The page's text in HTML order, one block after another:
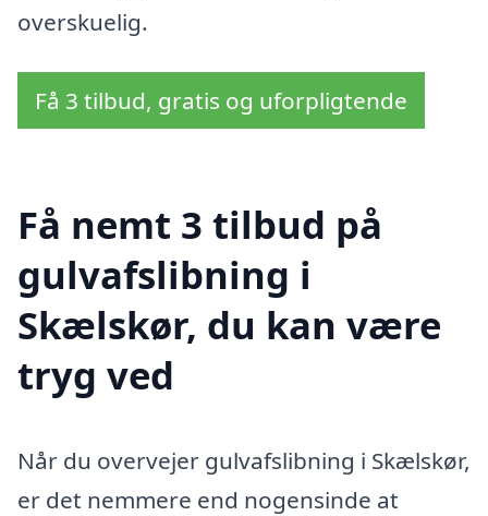
overskuelig.
Få 3 tilbud, gratis og uforpligtende
Få nemt 3 tilbud på
gulvafslibning i
Skælskør, du kan være
tryg ved
Når du overvejer gulvafslibning i Skælskør,
er det nemmere end nogensinde at